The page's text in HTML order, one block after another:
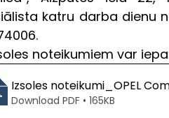
katru darba dienu
noteikumiem var
Izsoles noteikumi_OPEL
Download PDF • 165KB